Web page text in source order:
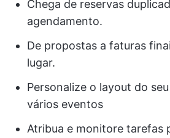
Chega de reservas
agendamento.
De propostas a faturas
lugar.
Personalize o layout do
vários eventos
Atribua e monitore tarefas